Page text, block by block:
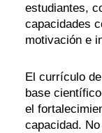
estudiantes,
capacidades
motivación e
El currículo
base
el
capacidad.